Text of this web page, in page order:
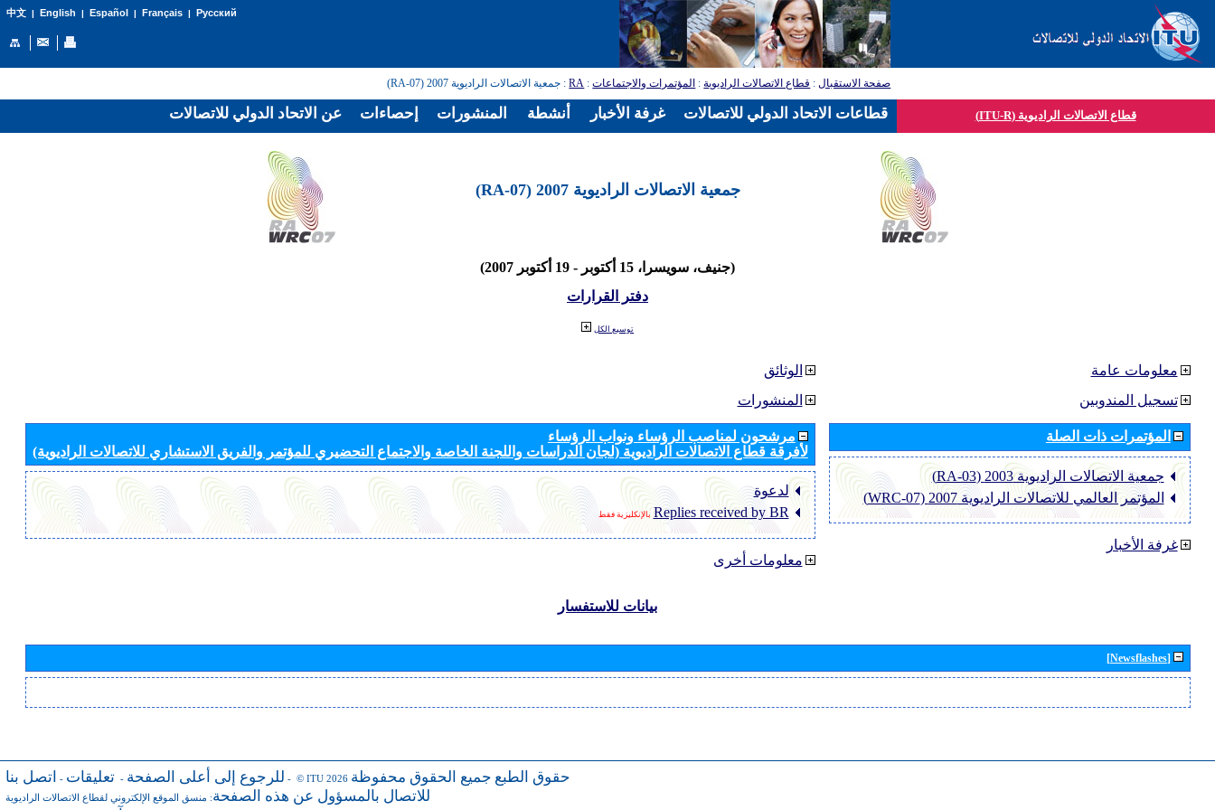
中文| English | Español | Français| Русский
صفحة الاستقبال: قطاع الاتصالات الراديوية: المؤتمرات والاجتماعات:
RA: جمعية الاتصالات الراديوية 2007 (RA-07)
قطاع الاتصالات الراديوية (ITU-R)
جمعية الاتصالات الراديوية 2007 (RA-07)
(جنيف، سويسرا، 15 أكتوبر - 19 أكتوبر 2007)
دفتر القرارات
توسيع الكل
الوثائق
المنشورات
مرشحون لمناصب الرؤساء ونواب الرؤساء
لأفرقة قطاع الاتصالات الراديوية (لجان الدراسات واللجنة الخاصة والاجتماع التحضيري للمؤتمر والفريق الاستشاري للاتصالات الراديوية)
لدعوة
Replies received by BR بالإنكليزية فقط
معلومات أخرى
معلومات عامة
تسجيل المندوبين
المؤتمرات ذات الصلة
جمعية الاتصالات الراديوية 2003 (RA-03)
المؤتمر العالمي للاتصالات الراديوية 2007 (WRC-07)
غرفة الأخبار
بيانات للاستفسار
[Newsflashes]
للرجوع إلى أعلى الصفحة - تعليقات - اتصل بنا - © ITU 2026 حقوق الطبع جميع الحقوق محفوظة
للاتصال بالمسؤول عن هذه الصفحة: منسق الموقع الإلكتروني لقطاع الاتصالات الراديوية
عن الاتحاد الدولي للاتصالات إحصاءات المنشورات أنشطة غرفة الأخبار قطاعات الاتحاد الدولي للاتصالات